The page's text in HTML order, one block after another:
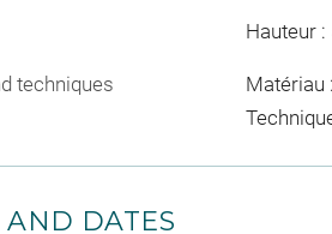
Hauteur :
techniques
Matériau
AND DATES